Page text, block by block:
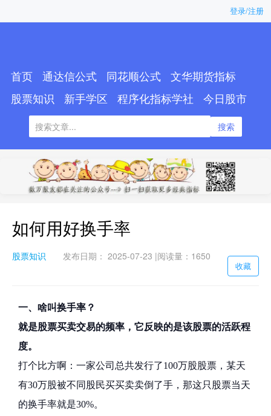
登录/注册
首页 通达信公式 同花顺公式
文华期货指标
股票知识
新手学区 程序化指标学社 今日股市
搜索
如何用好换手率
股票知识 发布日期： 2025-07-23 |阅读量：1650
收藏
一、啥叫换手率？
就是股票买卖交易的频率，它反映的是该股票的活跃程
度。
打个比方啊：一家公司总共发行了100万股股票，某天
有30万股被不同股民买买卖卖倒了手，那这只股票当天
的换手率就是30%。